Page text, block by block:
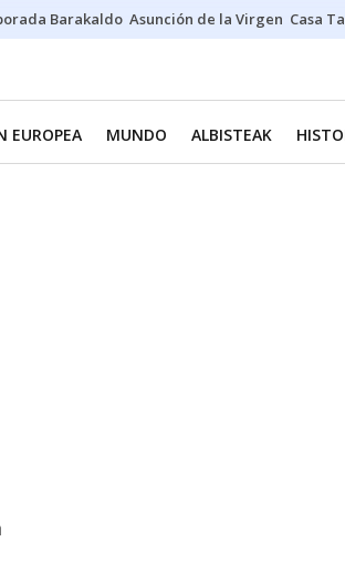
Barakaldo Asunción de la Virgen Casa
EUROPEA MUNDO ALBISTEAK